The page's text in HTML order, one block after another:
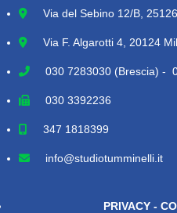
Via del Sebino 12/B,
Via F. Algarotti 4, 20124
030 7283030 (Brescia) -
030 3392236
347 1818399
info@studiotumminelli.it
PRIVACY -